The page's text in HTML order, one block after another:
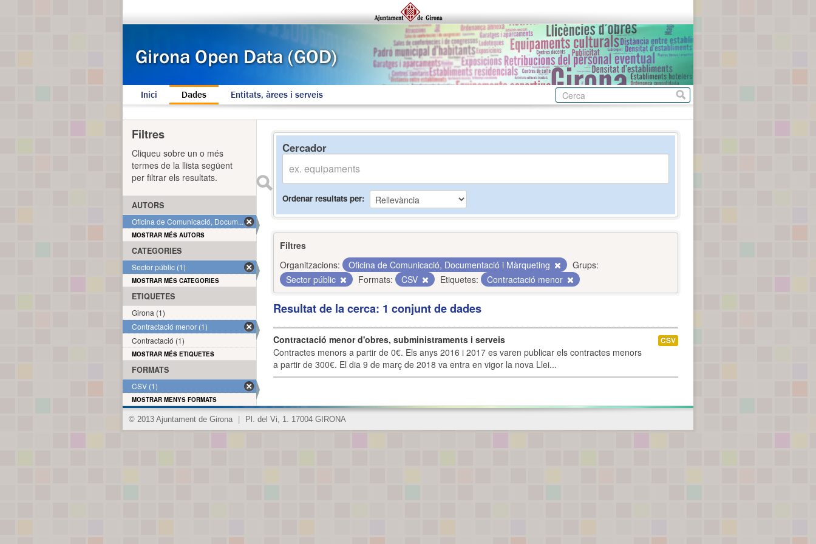
Inici Dades Entitats, àrees i serveis
Cercador
Ordenar resultats per
Filtres
Organitzacions:
Oficina de Comunicació, Documentació i Màrqueting
Grups:
Sector públic
Formats: CSV Etiquetes: Contractació menor
Resultat de la cerca: 1 conjunt de dades
Contractació menor d'obres, subministraments i serveis
Contractes menors a partir de 0€. Els anys 2016 i 2017 es varen publicar els contractes menors
a partir de 300€. El dia 9 de març de 2018 va entra en vigor la nova Llei...
CSV
Filtres
Cliqueu sobre un o més
termes de la llista següent
per filtrar els resultats.
AUTORS
Oficina de Comunicació, Docum... (1)
MOSTRAR MÉS AUTORS
CATEGORIES
Sector públic (1)
MOSTRAR MÉS CATEGORIES
ETIQUETES
Girona (1)
Contractació menor (1)
Contractació (1)
MOSTRAR MÉS ETIQUETES
FORMATS
CSV (1)
MOSTRAR MENYS FORMATS
© 2013 Ajuntament de Girona Pl. del Vi, 1. 17004 GIRONA